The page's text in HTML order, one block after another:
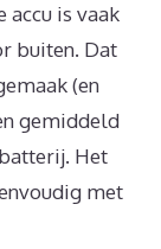
accu is vaak
buiten. Dat
(en
gemiddeld
Het
met